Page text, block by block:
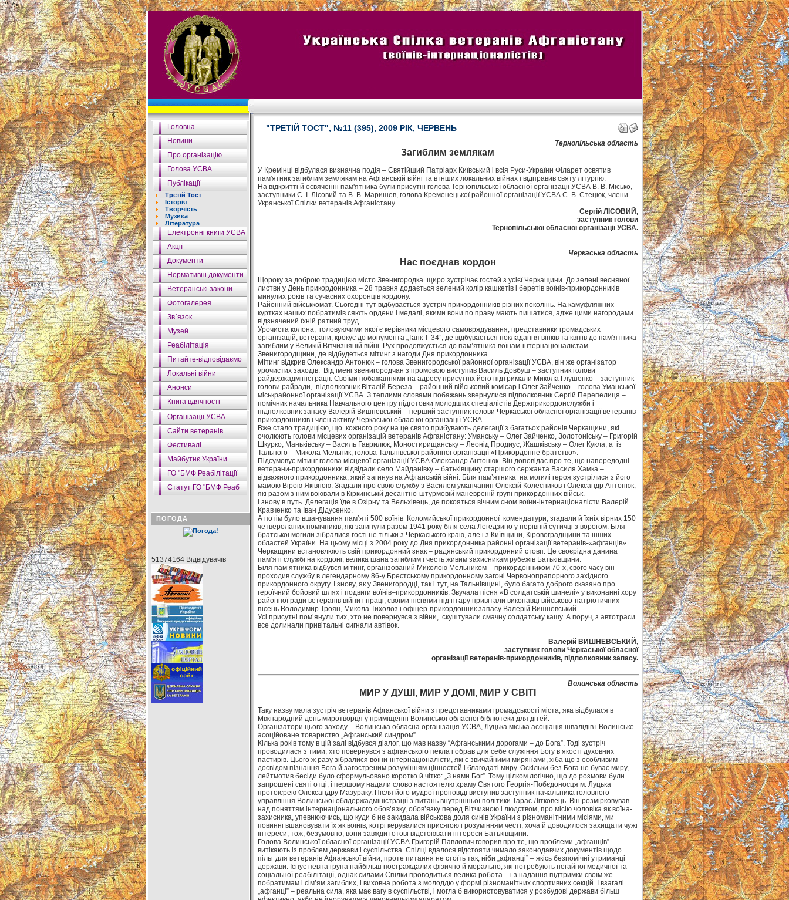
" />
Головна
Новини
Про організацію
Голова УСВА
Публікації
Третій Тост
Історія
Творчість
Музика
Література
Електронні книги УСВА
Акції
Документи
Нормативні документи
Ветеранські закони
Фотогалерея
Зв`язок
Музей
Реабілітація
Питайте-відповідаємо
Локальні війни
Анонси
Книга вдячності
Організації УСВА
Сайти ветеранів
Фестивалі
Майбутнє України
ГО "БМФ Реабілітації
Статут ГО "БМФ Реаб
ПОГОДА
51374164 Відвідувачів
"ТРЕТІЙ ТОСТ", №11 (395), 2009 РІК, ЧЕРВЕНЬ
Тернопільська область
Загиблим землякам
У Кремінці відбулася визначна подія – Святійший Патріарх Київський і всія Руси-України Філарет освятив
пам'ятник загиблим землякам на Афганській війні та в інших локальних війнах і відправив святу літургію.
На відкритті й освяченні пам'ятника були присутні голова Тернопільської обласної організації УСВА В. В. Місько,
заступники С. І. Лісовий та В. В. Маришев, голова Кременецької районної організації УСВА С. В. Стецюк, члени
Укранської Спілки ветеранів Афганістану.
Сергій ЛІСОВИЙ,
заступник голови
Тернопільської обласної організації УСВА.
Черкаська область
Нас поєднав кордон
Щороку за доброю традицією місто Звенигородка щиро зустрічає гостей з усієї Черкащини. До зелені весняної
листви у День прикордонника – 28 травня додається зелений колір кашкетів і беретів воїнів-прикордонників
минулих років та сучасних охоронців кордону.
Районний військкомат. Сьогодні тут відбувається зустріч прикордонників різних поколінь. На камуфляжних
куртках наших побратимів сяють ордени і медалі, якими вони по праву мають пишатися, адже цими нагородами
відзначений їхній ратний труд.
Урочиста колона, головуючими якої є керівники місцевого самоврядування, представники громадських
організацій, ветерани, крокує до монумента „Танк Т-34”, де відбувається покладання вінків та квітів до пам’ятника
загиблим у Великій Вітчизняній війні. Рух продовжується до пам’ятника воїнам-інтернаціоналістам
Звенигородщини, де відбудеться мітинг з нагоди Дня прикордонника.
Мітинг відкрив Олександр Антонюк – голова Звенигородської районної організації УСВА, він же організатор
урочистих заходів. Від імені звенигородчан з промовою виступив Василь Довбуш – заступник голови
райдержадміністрації. Своїми побажаннями на адресу присутніх його підтримали Микола Глушенко – заступник
голови райради, підполковник Віталій Береза – районний військовий комісар і Олег Зайченко – голова Уманської
міськрайонної організації УСВА. З теплими словами побажань звернулися підполковник Сергій Перепелиця –
помічник начальника Навчального центру підготовки молодших спеціалістів Держприкордонслужби і
підполковник запасу Валерій Вишневський – перший заступник голови Черкаської обласної організації ветеранів-
прикордонників і член активу Черкаської обласної організації УСВА.
Вже стало традицією, що кожного року на це свято прибувають делегації з багатьох районів Черкащини, які
очолюють голови місцевих організацій ветеранів Афганістану: Уманську – Олег Зайченко, Золотоніську – Григорій
Шкурко, Маньківську – Василь Гаврилюк, Моностирищанську – Леонід Продиус, Жашківську – Олег Кукла, а із
Тального – Микола Мельник, голова Тальнівської районної організації «Прикордонне братство».
Підсумовує мітинг голова місцевої організації УСВА Олександр Антонюк. Він доповідає про те, що напередодні
ветерани-прикордонники відвідали село Майданівку – батьківщину старшого сержанта Василя Хамка –
відважного прикордонника, який загинув на Афганській війні. Біля пам’ятника на могилі героя зустрілися з його
мамою Вірою Яківною. Згадали про свою службу з Василем уманчанин Олексій Колесников і Олександр Антонюк,
які разом з ним воювали в Кіркинській десантно-штурмовій маневреній групі прикордонних військ.
І знову в путь. Делегація їде в Озірну та Вельхівець, де покояться вічним сном воїни-інтернаціоналісти Валерій
Кравченко та Іван Дідусенко.
А потім було вшанування пам’яті 500 воїнів Коломийської прикордонної комендатури, згадали й їхніх вірних 150
четверолапих помічників, які загинули разом 1941 року біля села Легедзино у нерівній сутичці з ворогом. Біля
братської могили зібралися гості не тільки з Черкаського краю, але і з Київщини, Кіровоградщини та інших
областей України. На цьому місці з 2004 року до Дня прикордонника районні організації ветеранів-«афганців»
Черкащини встановлюють свій прикордонний знак – радянський прикордонний стовп. Це своєрідна данина
пам’яті службі на кордоні, велика шана загиблим і честь живим захисникам рубежів Батьківщини.
Біля пам’ятника відбувся мітинг, організований Миколою Мельником – прикордонником 70-х, свого часу він
проходив службу в легендарному 86-у Брестському прикордонному загоні Червонопрапорного західного
прикордонного округу. І знову, як у Звенигородці, так і тут, на Тальнівщині, було багато доброго сказано про
героїчний бойовий шлях і подвиги воїнів–прикордонників. Звучала пісня «В солдатській шинелі» у виконанні хору
районної ради ветеранів війни і праці, своїми піснями під гітару привітали виконавці військово-патріотичних
пісень Володимир Троян, Микола Тихолоз і офіцер-прикордонник запасу Валерій Вишневський.
Усі присутні пом’янули тих, хто не повернувся з війни, скуштували смачну солдатську кашу. А поруч, з автотраси
все долинали привітальні сигнали автівок.
Валерій ВИШНЕВСЬКИЙ,
заступник голови Черкаської обласної
організації ветеранів-прикордонників, підполковник запасу.
Волинська область
МИР У ДУШІ, МИР У ДОМІ, МИР У СВІТІ
Таку назву мала зустріч ветеранів Афганської війни з представниками громадськості міста, яка відбулася в
Міжнародний день миротворця у приміщенні Волинської обласної бібліотеки для дітей.
Організатори цього заходу – Волинська обласна організація УСВА, Луцька міська асоціація інвалідів і Волинське
асоційоване товариство „Афганський синдром”.
Кілька років тому в цій залі відбувся діалог, що мав назву “Афганськими дорогами – до Бога”. Тоді зустріч
проводилася з тими, хто повернувся з афганського пекла і обрав для себе служіння Богу в якості духовних
пастирів. Цього ж разу зібралися воїни-інтернаціоналісти, які є звичайними мирянами, хіба що з особливим
досвідом пізнання Бога й загостреним розумінням цінностей і благодаті миру. Оскільки без Бога не буває миру,
лейтмотив бесіди було сформульовано коротко й чітко: „З нами Бог”. Тому цілком логічно, що до розмови були
запрошені святі отці, і першому надали слово настоятелю храму Святого Георгія-Побєдоносця м. Луцька
протоієрею Олександру Мазураку. Після його мудрої проповіді виступив заступник начальника головного
управління Волинської облдержадміністрації з питань внутрішньої політики Тарас Літковець. Він розмірковував
над поняттям інтернаціонального обов’язку, обов’язку перед Вітчизною і людством, про місію чоловіка як воїна-
захисника, упевнюючись, що куди б не закидала військова доля синів України з різноманітними місіями, ми
повинні вшановувати їх як воїнів, котрі керувалися присягою і розумінням честі, хоча й доводилося захищати чужі
інтереси, тож, безумовно, вони завжди готові відстоювати інтереси Батьківщини.
Голова Волинської обласної організації УСВА Григорій Павлович говорив про те, що проблеми „афганців”
витікають із проблем держави і суспільства. Спілці вдалося відстояти чимало законодавчих документів щодо
пільг для ветеранів Афганської війни, проте питання не стоїть так, ніби „афганці” – якісь безпомічні утриманці
держави. Існує певна група найбільш постраждалих фізично й морально, які потребують негайної медичної та
соціальної реабілітації, однак силами Спілки проводиться велика робота – і з надання підтримки своїм же
побратимам і сім’ям загиблих, і виховна робота з молоддю у формі різноманітних спортивних секцій. І взагалі
„афганці” – реальна сила, яка має вагу в суспільстві, і могла б використовуватися у розбудові держави більш